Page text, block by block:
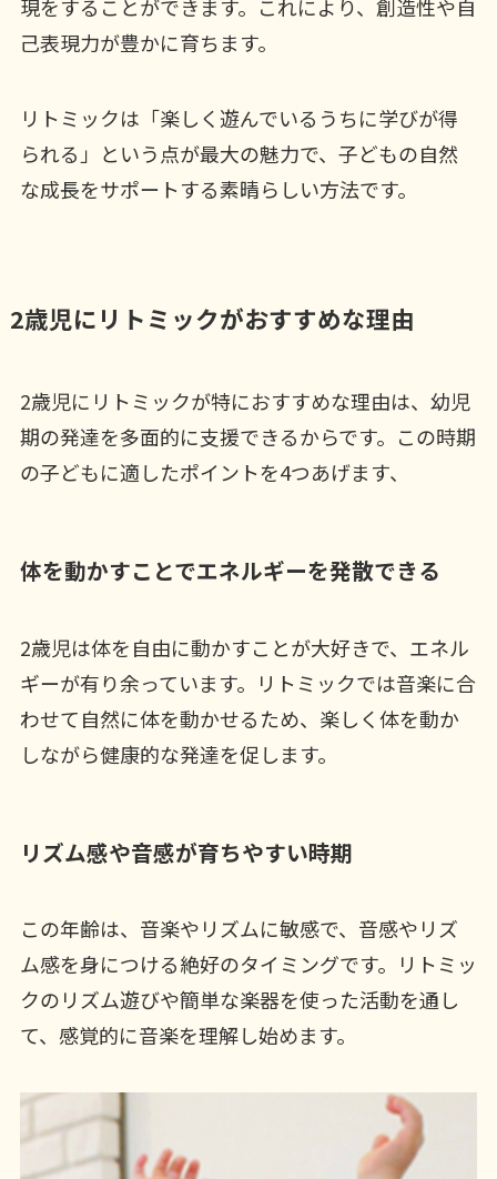
現をすることができます。これにより、創造性や自
己表現力が豊かに育ちます。
リトミックは「楽しく遊んでいるうちに学びが得
られる」という点が最大の魅力で、子どもの自然
な成長をサポートする素晴らしい方法です。
2歳児にリトミックがおすすめな理由
2歳児にリトミックが特におすすめな理由は、幼児
期の発達を多面的に支援できるからです。この時期
の子どもに適したポイントを4つあげます、
体を動かすことでエネルギーを発散できる
2歳児は体を自由に動かすことが大好きで、エネル
ギーが有り余っています。リトミックでは音楽に合
わせて自然に体を動かせるため、楽しく体を動か
しながら健康的な発達を促します。
リズム感や音感が育ちやすい時期
この年齢は、音楽やリズムに敏感で、音感やリズ
ム感を身につける絶好のタイミングです。リトミッ
クのリズム遊びや簡単な楽器を使った活動を通し
て、感覚的に音楽を理解し始めます。